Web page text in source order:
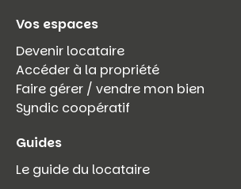
Vos espaces
Devenir locataire
Accéder à la propriété
Faire gérer / vendre mon bien
Syndic coopératif
Guides
Le guide du locataire